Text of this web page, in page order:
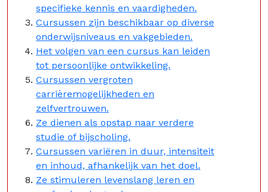
specifieke kennis en vaardigheden.
Cursussen zijn beschikbaar op diverse
onderwijsniveaus en vakgebieden.
Het volgen van een cursus kan leiden
tot persoonlijke ontwikkeling.
Cursussen vergroten
carrièremogelijkheden en
zelfvertrouwen.
Ze dienen als opstap naar verdere
studie of bijscholing.
Cursussen variëren in duur, intensiteit
en inhoud, afhankelijk van het doel.
Ze stimuleren levenslang leren en